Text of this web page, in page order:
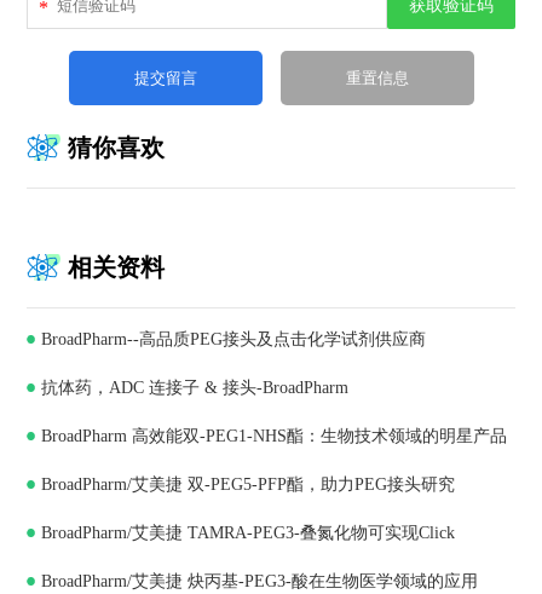
* 获取验证码
猜你喜欢
相关资料
BroadPharm--高品质PEG接头及点击化学试剂供应商
抗体药，ADC 连接子 & 接头-BroadPharm
BroadPharm 高效能双-PEG1-NHS酯：生物技术领域的明星产品
BroadPharm/艾美捷 双-PEG5-PFP酯，助力PEG接头研究
BroadPharm/艾美捷 TAMRA-PEG3-叠氮化物可实现Click
Chemistry
BroadPharm/艾美捷 炔丙基-PEG3-酸在生物医学领域的应用